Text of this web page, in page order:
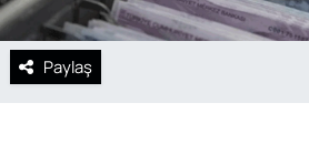
Paylaş